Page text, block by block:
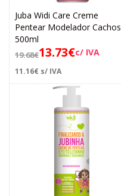
Juba Widi Care Creme
Pentear Modelador Cachos
500ml
19.68€13.73€c/ IVA
11.16€ s/ IVA